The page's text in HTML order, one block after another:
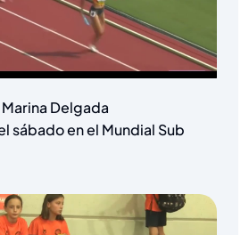
Marina Delgada
sábado en el Mundial Sub